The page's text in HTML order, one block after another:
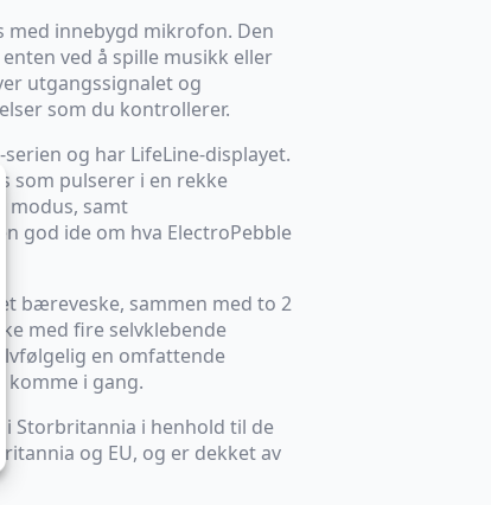
med innebygd mikrofon. Den
ved å spille musikk eller
utgangssignalet og
som du kontrollerer.
og har LifeLine-displayet.
som pulserer i en rekke
modus, samt
god ide om hva ElectroPebble
bæreveske, sammen med to 2
med fire selvklebende
en omfattende
komme i gang.
i Storbritannia i henhold til de
og EU, og er dekket av